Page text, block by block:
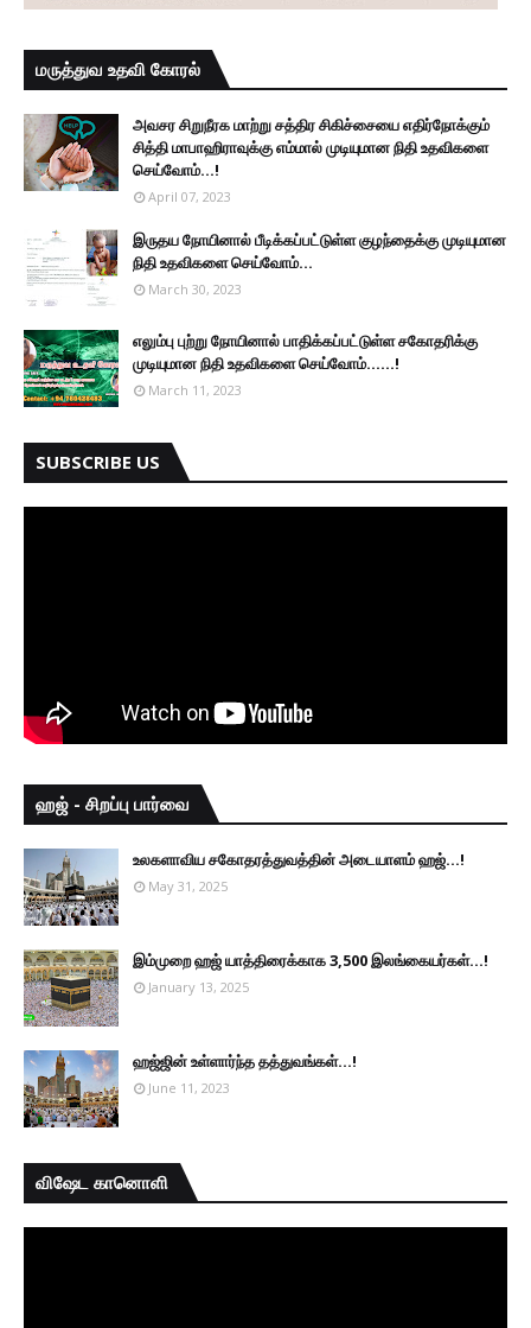
மருத்துவ உதவி கோரல்
அவசர சிறுநீரக மாற்று சத்திர சிகிச்சையை எதிர்நோக்கும்
சித்தி மாபாஹிராவுக்கு எம்மால் முடியுமான நிதி உதவிகளை
செய்வோம்...!
April 07, 2023
இருதய நோயினால் பீடிக்கப்பட்டுள்ள குழந்தைக்கு முடியுமான
நிதி உதவிகளை செய்வோம்...
March 30, 2023
எலும்பு புற்று நோயினால் பாதிக்கப்பட்டுள்ள சகோதரிக்கு
முடியுமான நிதி உதவிகளை செய்வோம்......!
March 11, 2023
SUBSCRIBE US
ஹஜ் - சிறப்பு பார்வை
உலகளாவிய சகோதரத்துவத்தின் அடையாளம் ஹஜ்...!
May 31, 2025
இம்முறை ஹஜ் யாத்திரைக்காக 3,500 இலங்கையர்கள்...!
January 13, 2025
ஹஜ்ஜின் உள்ளார்ந்த தத்துவங்கள்...!
June 11, 2023
விஷேட கானொளி